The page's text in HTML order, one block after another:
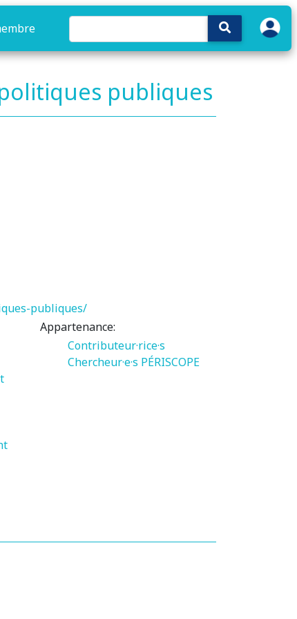
publiques
publiques/
Appartenance:
Contributeur·rice·s
Chercheur·e·s PÉRISCOPE